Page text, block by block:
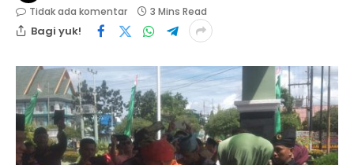
Tidak ada komentar
3 Mins Read
Bagi yuk!